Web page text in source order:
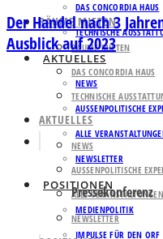
DAS CONCORDIA HAUS
TECHNISCHE
AKTUELLES
NEWS
AUSSENPOLITISCHE
ALLE
NEWSLETTER
POSITIONEN
MEDIENPOLITIK
IMPULSE FÜR DEN ORF
RÄUME MIETEN
RÄUME MIETEN
DAS CONCORDIA HAUS
TECHNISCHE
AKTUELLES
NEWS
AUSSENPOLITISCHE
ALLE VERANSTALTUNGEN
NEWSLETTER
Der Handel nach 3
Ausblick auf 2023
Pressekonferenz